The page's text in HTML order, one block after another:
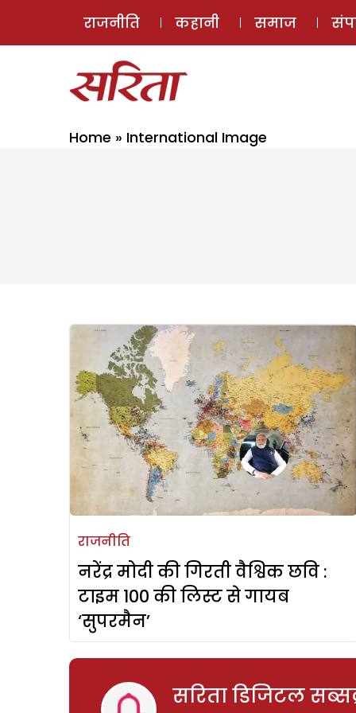
राजनीति कहानी समाज
Home » International Image
राजनीति
नरेंद्र मोदी की गिरती वैश्विक छवि :
टाइम 100 की लिस्ट से गायब
‘सुपरमैन’
सरिता डिजिटल